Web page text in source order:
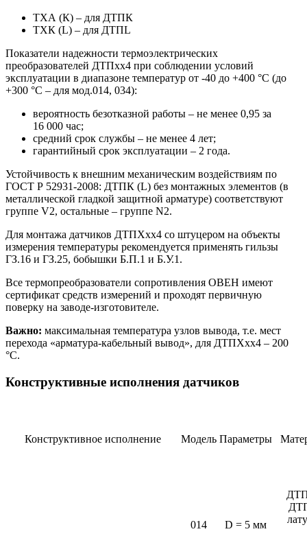
ТХА (К) – для ДТПК
ТХК (L) – для ДТПL
Показатели надежности термоэлектрических
преобразователей ДТПхх4 при соблюдении условий
эксплуатации в диапазоне температур от -40 до +400 °С (до
+300 °С – для мод.014, 034):
вероятность безотказной работы – не менее 0,95 за
16 000 час;
средний срок службы – не менее 4 лет;
гарантийный срок эксплуатации – 2 года.
Устойчивость к внешним механическим воздействиям по
ГОСТ Р 52931-2008: ДТПК (L) без монтажных элементов (в
металлической гладкой защитной арматуре) соответствуют
группе V2, остальные – группе N2.
Для монтажа датчиков ДТПХхх4 со штуцером на объекты
измерения температуры рекомендуется применять гильзы
ГЗ.16 и ГЗ.25, бобышки Б.П.1 и Б.У.1.
Все термопреобразователи сопротивления ОВЕН имеют
сертификат средств измерений и проходят первичную
поверку на заводе-изготовителе.
Важно: максимальная температура узлов вывода, т.е. мест
перехода «арматура-кабельный вывод», для ДТПХхх4 – 200
°С.
Конструктивные исполнения датчиков
Конструктивное исполнение Модель Параметры
014 D = 5 мм